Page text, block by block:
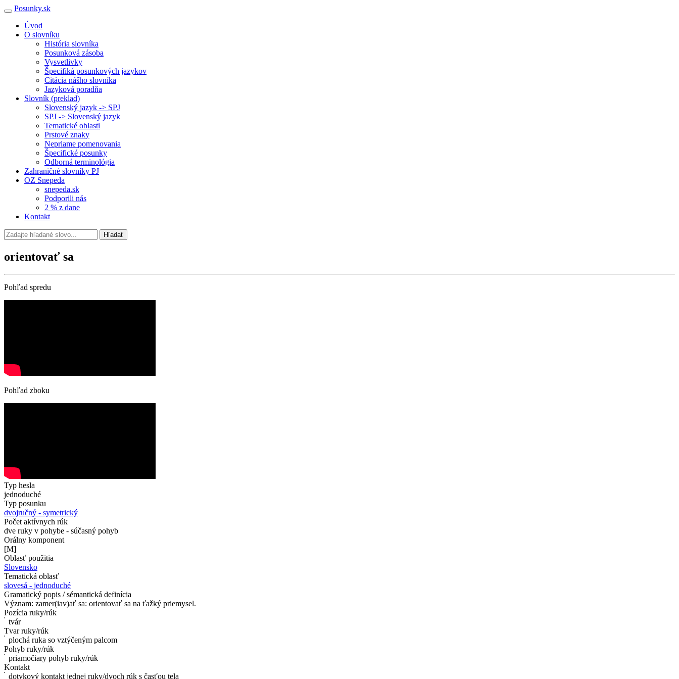
Posunky.sk
Úvod
O slovníku
História slovníka
Posunková zásoba
Vysvetlivky
Špecifiká posunkových jazykov
Citácia nášho slovníka
Jazyková poradňa
Slovník (preklad)
Slovenský jazyk -> SPJ
SPJ -> Slovenský jazyk
Tematické oblasti
Prstové znaky
Nepriame pomenovania
Špecifické posunky
Odborná terminológia
Zahraničné slovníky PJ
OZ Snepeda
snepeda.sk
Podporili nás
2 % z dane
Kontakt
Hľadať
orientovať sa
Pohľad spredu
Pohľad zboku
Typ hesla
jednoduché
Typ posunku
dvojručný - symetrický
Počet aktívnych rúk
dve ruky v pohybe - súčasný pohyb
Orálny komponent
[M]
Oblasť použitia
Slovensko
Tematická oblasť
slovesá - jednoduché
Gramatický popis / sémantická definícia
Význam: zamer(iav)ať sa: orientovať sa na ťažký priemysel.
Pozícia ruky/rúk
tvár
Tvar ruky/rúk
plochá ruka so vztýčeným palcom
Pohyb ruky/rúk
priamočiary pohyb ruky/rúk
Kontakt
dotykový kontakt jednej ruky/dvoch rúk s časťou tela